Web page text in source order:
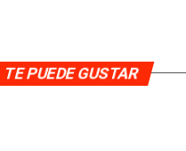
TE PUEDE GUSTAR